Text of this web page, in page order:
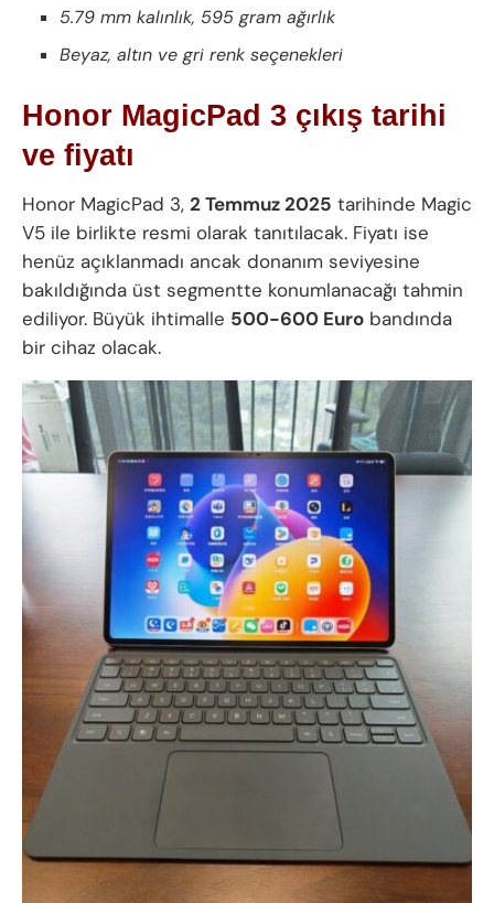
5.79 mm kalınlık, 595 gram ağırlık
Beyaz, altın ve gri renk seçenekleri
Honor MagicPad 3 çıkış tarihi
ve fiyatı
Honor MagicPad 3, 2 Temmuz 2025 tarihinde Magic
V5 ile birlikte resmi olarak tanıtılacak. Fiyatı ise
henüz açıklanmadı ancak donanım seviyesine
bakıldığında üst segmentte konumlanacağı tahmin
ediliyor. Büyük ihtimalle 500-600 Euro bandında
bir cihaz olacak.